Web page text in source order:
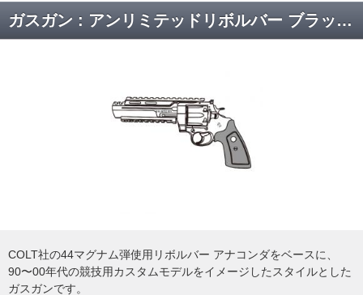
ガスガン : アンリミテッドリボルバー ブラックヘビーウェイト【木製グリップ】 [品切中.再生産待ち]
COLT社の44マグナム弾使用リボルバー アナコンダをベースに、
90〜00年代の競技用カスタムモデルをイメージしたスタイルとした
ガスガンです。